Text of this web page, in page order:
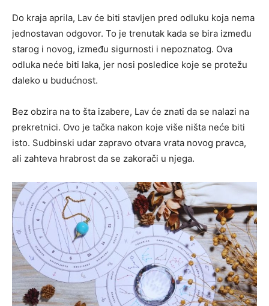
Do kraja aprila, Lav će biti stavljen pred odluku koja nema
jednostavan odgovor. To je trenutak kada se bira između
starog i novog, između sigurnosti i nepoznatog. Ova
odluka neće biti laka, jer nosi posledice koje se protežu
daleko u budućnost.
Bez obzira na to šta izabere, Lav će znati da se nalazi na
prekretnici. Ovo je tačka nakon koje više ništa neće biti
isto. Sudbinski udar zapravo otvara vrata novog pravca,
ali zahteva hrabrost da se zakorači u njega.